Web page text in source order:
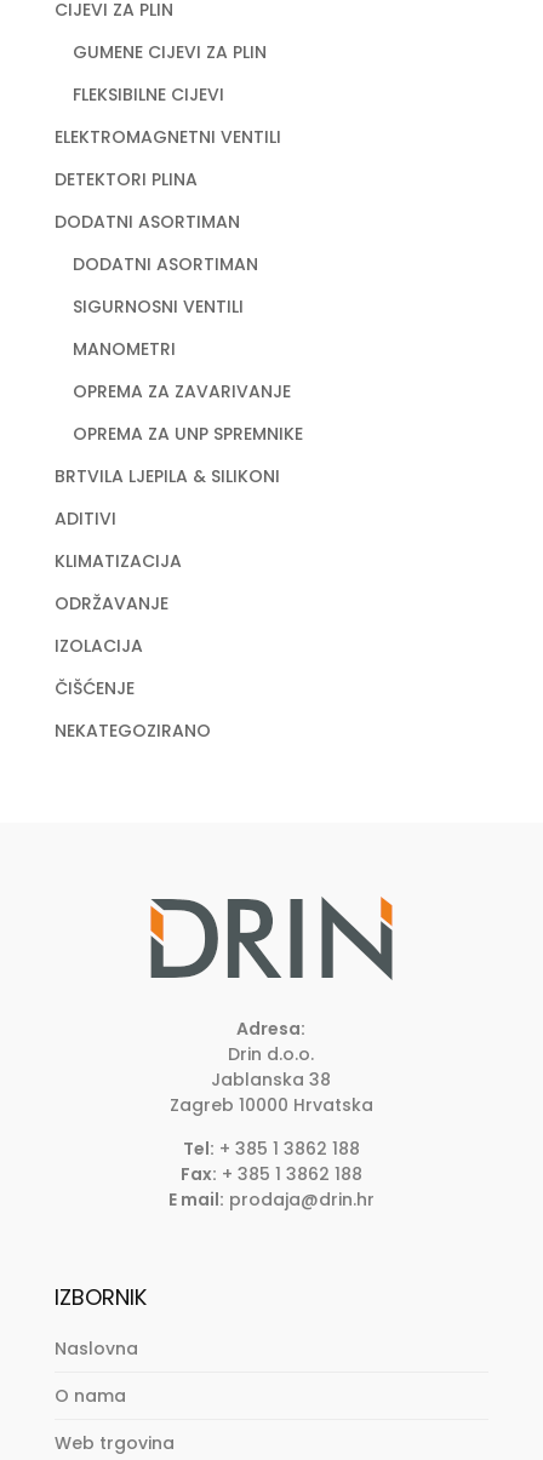
CIJEVI ZA PLIN
GUMENE CIJEVI ZA PLIN
FLEKSIBILNE CIJEVI
ELEKTROMAGNETNI VENTILI
DETEKTORI PLINA
DODATNI ASORTIMAN
DODATNI ASORTIMAN
SIGURNOSNI VENTILI
MANOMETRI
OPREMA ZA ZAVARIVANJE
OPREMA ZA UNP SPREMNIKE
BRTVILA LJEPILA & SILIKONI
ADITIVI
KLIMATIZACIJA
ODRŽAVANJE
IZOLACIJA
ČIŠĆENJE
NEKATEGOZIRANO
Adresa:
Drin d.o.o.
Jablanska 38
Zagreb 10000 Hrvatska
Tel: + 385 1 3862 188
Fax: + 385 1 3862 188
E mail: prodaja@drin.hr
IZBORNIK
Naslovna
O nama
Web trgovina